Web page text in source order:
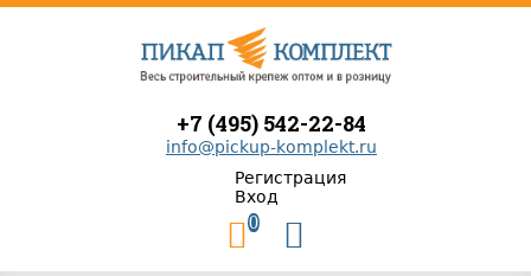
+7 (495) 542-22-84
info@pickup-komplekt.ru
Регистрация
Вход
0